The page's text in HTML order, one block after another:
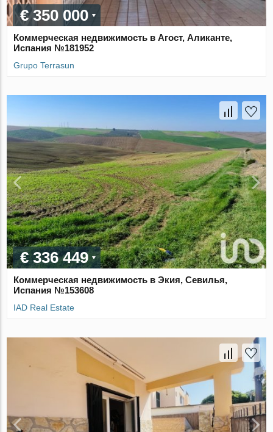
€ 350 000
Коммерческая недвижимость в Агост, Аликанте,
Испания №181952
Grupo Terrasun
€ 336 449
Коммерческая недвижимость в Экия, Севилья,
Испания №153608
IAD Real Estate